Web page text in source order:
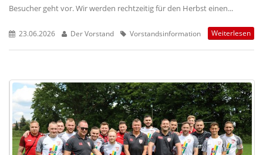
Besucher geht vor. Wir werden rechtzeitig für den Herbst einen...
23.06.2026 Der Vorstand Vorstandsinformation Weiterlesen